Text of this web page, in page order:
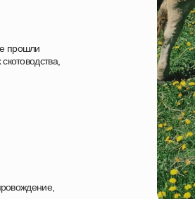
прошли